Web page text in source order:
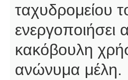
ταχυδρομείου
ενεργοποιήσει
κακόβουλη
ανώνυμα μέλη.